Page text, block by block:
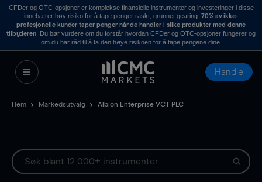
CFDer og OTC-opsjoner er komplekse finansielle instrumenter og investeringer i disse
innebærer høy risiko for å tape penger raskt, grunnet gearing. 70% av ikke-
profesjonelle kunder taper penger når de handler i slike produkter med denne
tilbyderen . Du bør vurdere om du forstår hvordan CFDer og OTC-opsjoner fungerer og
om du har råd til å ta den høye risikoen for å tape pengene dine.
Handle
Hem Markedsutvalg Albion Enterprise VCT PLC